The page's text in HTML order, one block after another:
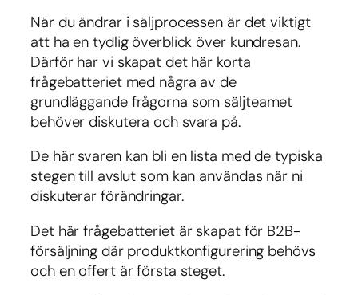
När du ändrar i säljprocessen är det viktigt
att ha en tydlig överblick över kundresan.
Därför har vi skapat det här korta
frågebatteriet med några av de
grundläggande frågorna som säljteamet
behöver diskutera och svara på.
De här svaren kan bli en lista med de typiska
stegen till avslut som kan användas när ni
diskuterar förändringar.
Det här frågebatteriet är skapat för B2B-
försäljning där produktkonfigurering behövs
och en offert är första steget.